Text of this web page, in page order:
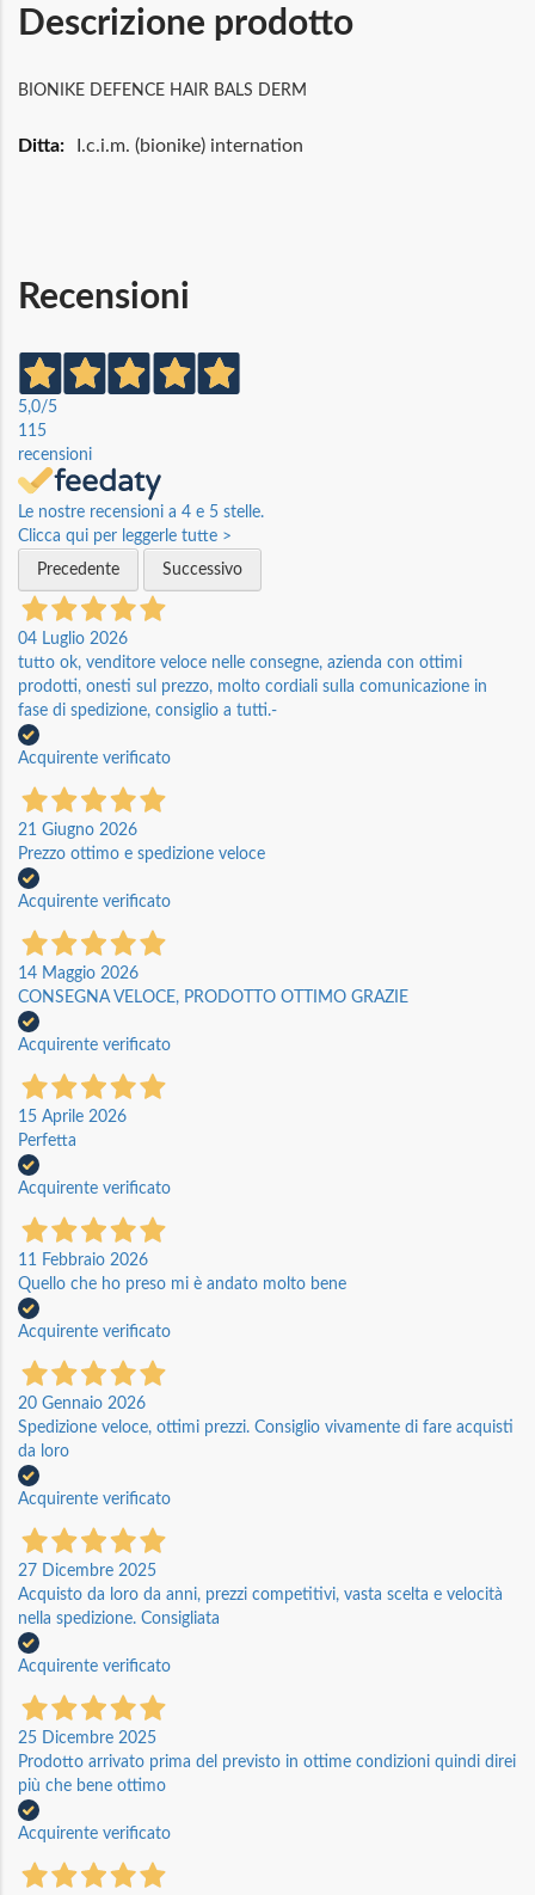
Descrizione prodotto
BIONIKE DEFENCE HAIR BALS DERM
MaggioriI.c.i.m. (bionike) internation
Recensioni
5,0/5
115
recensioni
Le nostre recensioni a 4 e 5 stelle.
Clicca qui per leggerle tutte >
Precedente
Successivo
04 Luglio 2026
tutto ok, venditore veloce nelle consegne, azienda con ottimi
prodotti, onesti sul prezzo, molto cordiali sulla comunicazione in
fase di spedizione, consiglio a tutti.-
Acquirente verificato
21 Giugno 2026
Prezzo ottimo e spedizione veloce
Acquirente verificato
14 Maggio 2026
CONSEGNA VELOCE, PRODOTTO OTTIMO GRAZIE
Acquirente verificato
15 Aprile 2026
Perfetta
Acquirente verificato
11 Febbraio 2026
Quello che ho preso mi è andato molto bene
Acquirente verificato
20 Gennaio 2026
Spedizione veloce, ottimi prezzi. Consiglio vivamente di fare acquisti
da loro
Acquirente verificato
27 Dicembre 2025
Acquisto da loro da anni, prezzi competitivi, vasta scelta e velocità
nella spedizione. Consigliata
Acquirente verificato
25 Dicembre 2025
Prodotto arrivato prima del previsto in ottime condizioni quindi direi
più che bene ottimo
Acquirente verificato